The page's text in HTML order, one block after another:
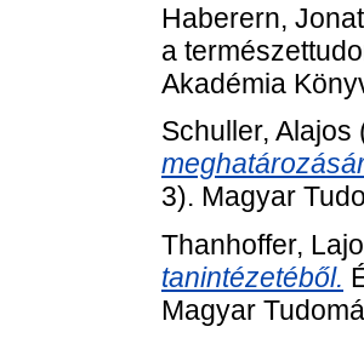
Haberern,
a
Akadémia
Schuller, Alajos
3). Magyar
Thanhoffer,
tanintézetéből.
Magyar